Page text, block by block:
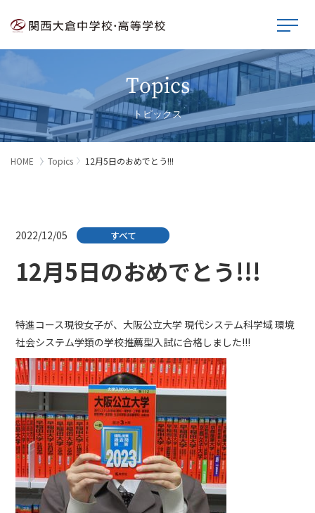
Topics
トピックス
HOME Topics 12月5日のおめでとう!!!
2022/12/05 すべて
12月5日のおめでとう!!!
特進コース現役女子が、大阪公立大学 現代システム科学域 環境
社会システム学類の学校推薦型入試に合格しました!!!